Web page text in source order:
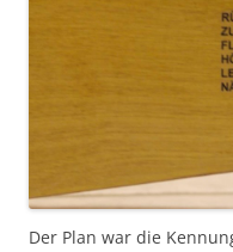
Der Plan war die